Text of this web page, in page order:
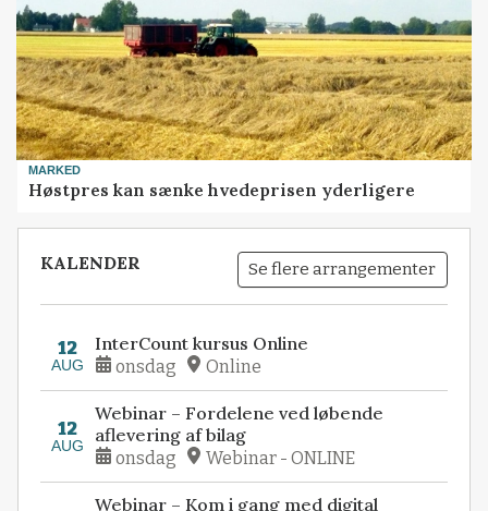
MARKED
Høstpres kan sænke hvedeprisen yderligere
KALENDER Se flere arrangementer
12
AUG
InterCount kursus Online
onsdag Online
12
AUG
Webinar – Fordelene ved løbende
aflevering af bilag
onsdag Webinar - ONLINE
Webinar – Kom i gang med digital